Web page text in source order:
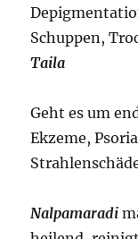
Schuppen,
Taila
Geht es um
Ekzeme,
Nalpamaradi